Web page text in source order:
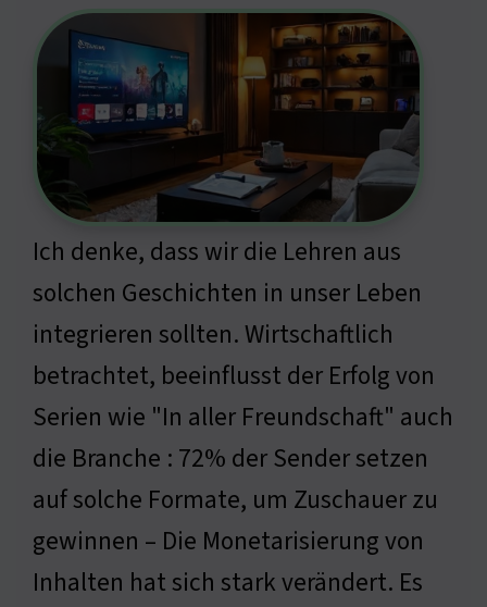
Ich denke, dass wir die Lehren aus
solchen Geschichten in unser Leben
integrieren sollten. Wirtschaftlich
betrachtet, beeinflusst der Erfolg von
Serien wie "In aller Freundschaft" auch
die Branche : 72% der Sender setzen
auf solche Formate, um Zuschauer zu
gewinnen – Die Monetarisierung von
Inhalten hat sich stark verändert. Es